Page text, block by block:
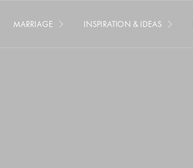
MARRIAGE INSPIRATION & IDEAS